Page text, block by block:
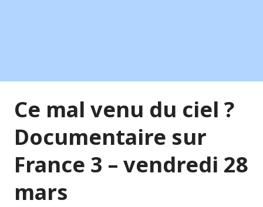
Ce mal venu du ciel ?
Documentaire sur
France 3 – vendredi 28
mars